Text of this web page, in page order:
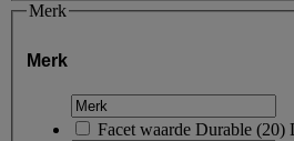
Merk
Merk
Facet waarde Durable (20)